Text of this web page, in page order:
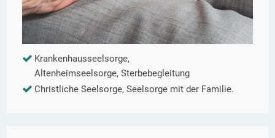
Krankenhausseelsorge,
Altenheimseelsorge, Sterbebegleitung
Christliche Seelsorge, Seelsorge mit der Familie.